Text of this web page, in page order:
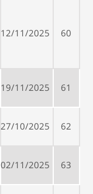
60
12/11/2025
61
19/11/2025
62
27/10/2025
63
02/11/2025